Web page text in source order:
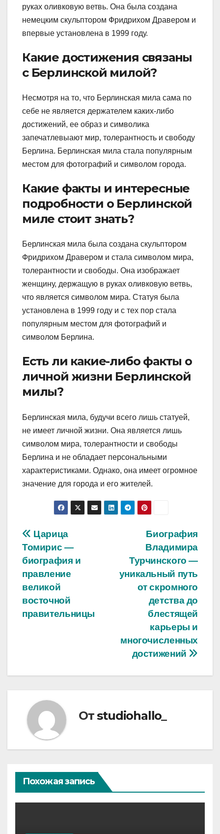
руках оливковую ветвь. Она была создана
немецким скульптором Фридрихом Дравером и
впервые установлена в 1999 году.
Какие достижения связаны
с Берлинской милой?
Несмотря на то, что Берлинская мила сама по
себе не является держателем каких-либо
достижений, ее образ и символика
запечатлевыают мир, толерантность и свободу
Берлина. Берлинская мила стала популярным
местом для фотографий и символом города.
Какие факты и интересные
подробности о Берлинской
миле стоит знать?
Берлинская мила была создана скульптором
Фридрихом Дравером и стала символом мира,
толерантности и свободы. Она изображает
женщину, держащую в руках оливковую ветвь,
что является символом мира. Статуя была
установлена в 1999 году и с тех пор стала
популярным местом для фотографий и
символом Берлина.
Есть ли какие-либо факты о
личной жизни Берлинской
милы?
Берлинская мила, будучи всего лишь статуей,
не имеет личной жизни. Она является лишь
символом мира, толерантности и свободы
Берлина и не обладает персональными
характеристиками. Однако, она имеет огромное
значение для города и его жителей.
Навигация
по
записям
Биография
Владимира
Турчинского —
уникальный путь
от скромного
детства до
блестящей
карьеры и
многочисленных
достижений
Царица
Томирис —
биография и
правление
великой
восточной
правительницы
Отstudiohallo_
Похожая запись